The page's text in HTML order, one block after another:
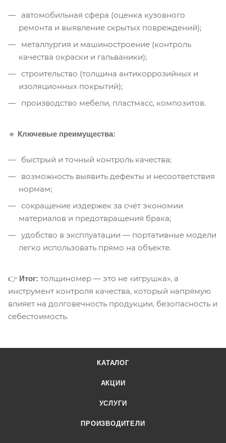
автомобильная сфера (оценка кузовного
ремонта и выявление скрытых повреждений);
металлургия и машиностроение (контроль
качества окраски и гальваники);
строительство (толщина антикоррозийных и
изоляционных покрытий);
производство мебели, пластмасс, композитов.
🔹 Ключевые преимущества:
быстрый и точный контроль качества;
возможность выявить дефекты и несоответствия
нормам;
сокращение издержек за счёт экономии
материалов и предотвращения брака;
удобство в эксплуатации — портативные модели
легко использовать прямо на объекте.
👉 Итог: толщиномер — это не «игрушка», а
инструмент контроля качества, который напрямую
влияет на долговечность продукции, безопасность и
себестоимость.
КАТАЛОГ
АКЦИИ
УСЛУГИ
ПРОИЗВОДИТЕЛИ